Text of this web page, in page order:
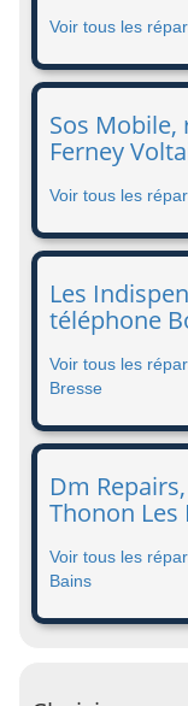
Voir tous les
Sos
Ferney
Voir tous les
Les
téléphone
Voir tous les
Bresse
Dm
Thonon Les
Voir tous les
Bains